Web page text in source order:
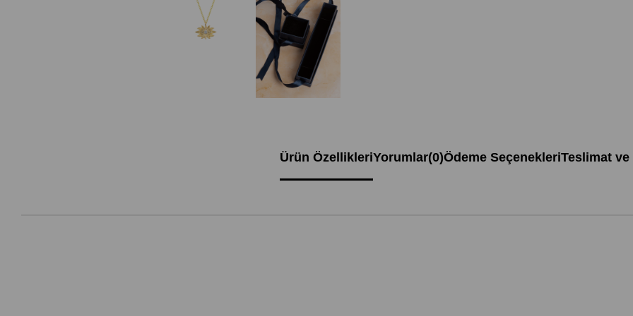
Ürün ÖzellikleriYorumlar(0)Ödeme SeçenekleriTeslimat ve